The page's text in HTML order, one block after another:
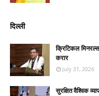
दिल्ली
क्रिटिकल
करार
July 31, 2026
सुरक्षित वैश्विक